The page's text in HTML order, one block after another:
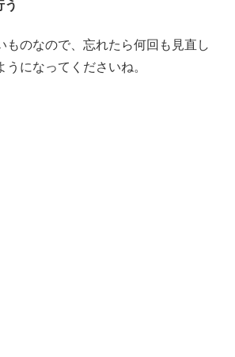
ものなので、忘れたら何回も見直し
になってくださいね。